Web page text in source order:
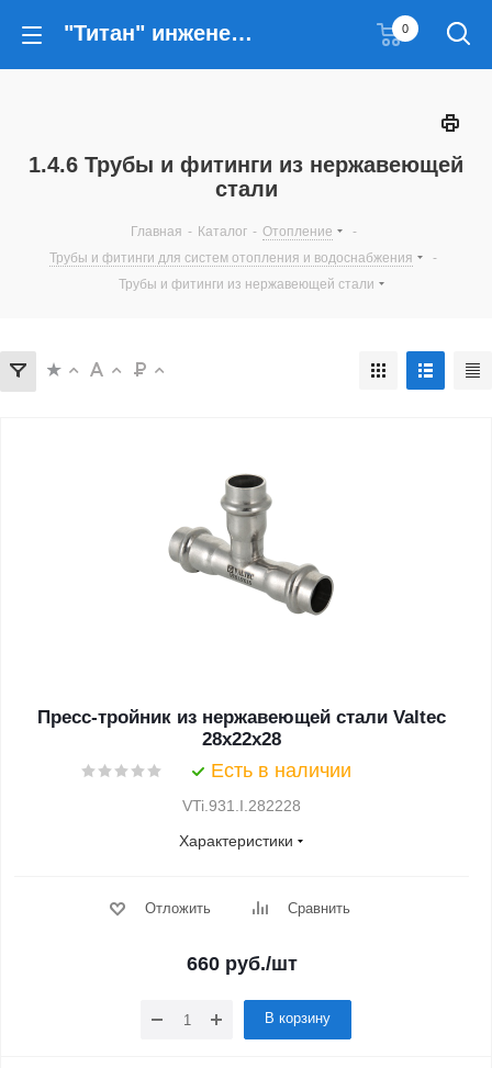
"Титан" инженерные решения 0
1.4.6 Трубы и фитинги из нержавеющей
стали
Главная - Каталог - Отопление
-
Трубы и фитинги для систем отопления и водоснабжения
-
Трубы и фитинги из нержавеющей стали
Пресс-тройник из нержавеющей стали Valtec
28х22х28
Есть в наличии
VTi.931.I.282228
Характеристики
Отложить Сравнить
660 руб./шт
В корзину